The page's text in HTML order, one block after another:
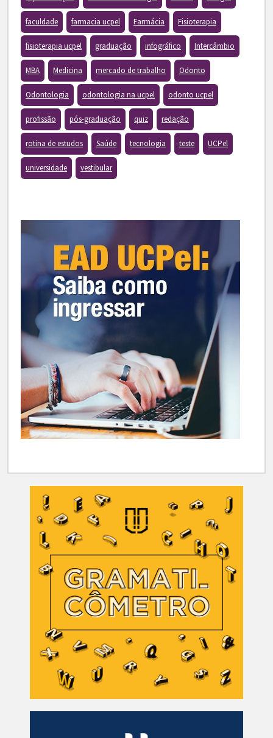
faculdade farmacia ucpel Farmácia Fisioterapia
fisioterapia ucpel graduação infográfico Intercâmbio
MBA Medicina mercado de trabalho Odonto
Odontologia odontologia na ucpel odonto ucpel
profissão pós-graduação quiz redação
rotina de estudos Saúde tecnologia teste UCPel
universidade vestibular